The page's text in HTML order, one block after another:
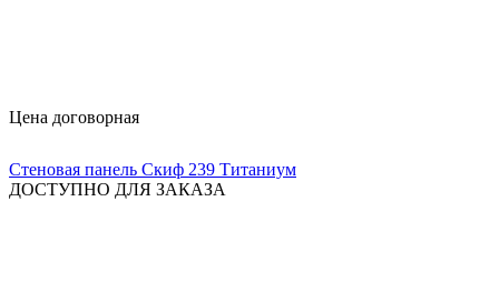
Цена договорная
Стеновая панель Скиф 239 Титаниум
ДОСТУПНО ДЛЯ ЗАКАЗА